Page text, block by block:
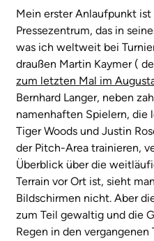
Mein erster Anlaufpunkt
Pressezentrum, das in
was ich weltweit bei
draußen Martin Kaymer (
zum letzten Mal im
Bernhard Langer, neben
namenhaften Spielern, die
Tiger Woods und Justin
der Pitch-Area trainieren,
Überblick über die
Terrain vor Ort ist, sieht
Bildschirmen nicht. Aber
zum Teil gewaltig und die
Regen in den vergangenen